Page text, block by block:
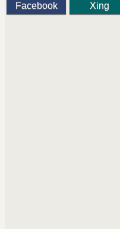
Facebook Xing